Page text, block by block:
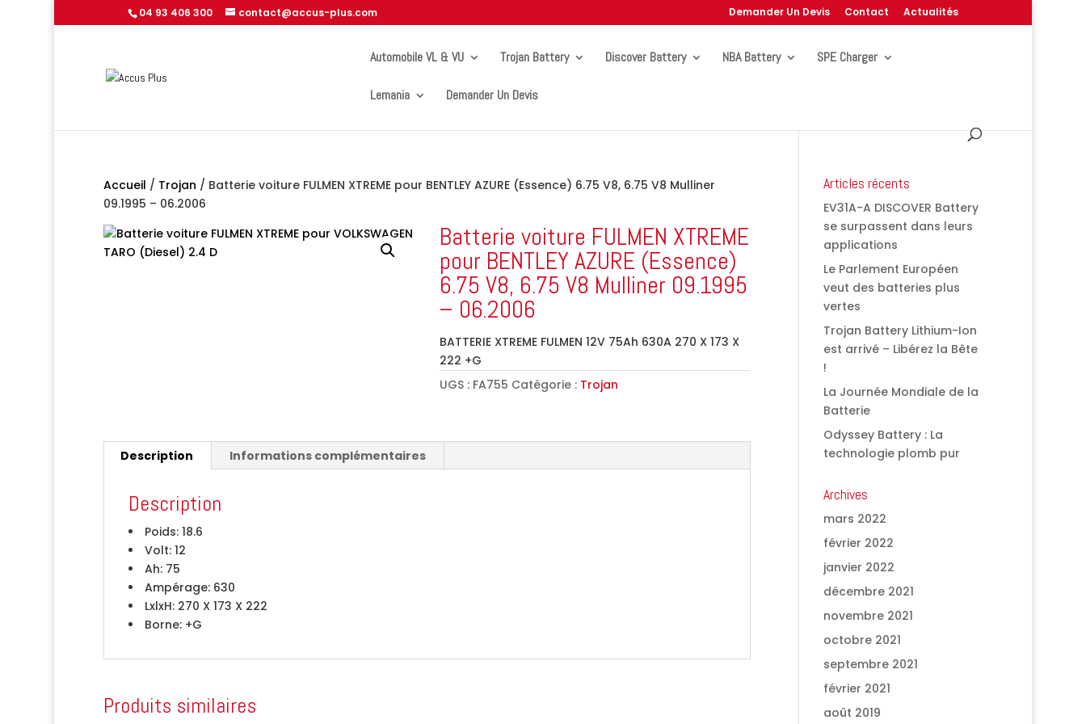
04 93 406 300 contact@accus-plus.com Demander Un Devis Contact Actualités
Automobile VL & VU Trojan Battery Discover Battery NBA Battery SPE Charger
Lemania Demander Un Devis
Accueil / Trojan / Batterie voiture FULMEN XTREME pour BENTLEY AZURE (Essence) 6.75 V8, 6.75 V8 Mulliner
09.1995 – 06.2006
Batterie voiture FULMEN XTREME
pour BENTLEY AZURE (Essence)
6.75 V8, 6.75 V8 Mulliner 09.1995
– 06.2006
BATTERIE XTREME FULMEN 12V 75Ah 630A 270 X 173 X
222 +G
UGS : FA755 Catégorie : Trojan
Description Informations complémentaires
Description
Poids:18.6
Volt:12
Ah:75
Ampérage:630
LxlxH:270 X 173 X 222
Borne:+G
Produits similaires
Articles récents
EV31A-A DISCOVER Battery
se surpassent dans leurs
applications
Le Parlement Européen
veut des batteries plus
vertes
Trojan Battery Lithium-Ion
est arrivé – Libérez la Bête
!
La Journée Mondiale de la
Batterie
Odyssey Battery : La
technologie plomb pur
Archives
mars 2022
février 2022
janvier 2022
décembre 2021
novembre 2021
octobre 2021
septembre 2021
février 2021
août 2019